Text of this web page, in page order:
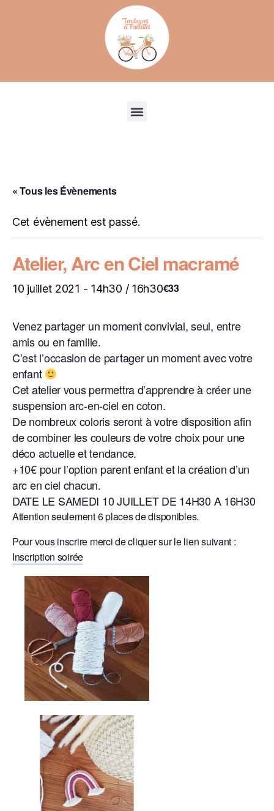
« Tous les Évènements
Cet évènement est passé.
Atelier, Arc en Ciel macramé
10 juillet 2021 - 14h30 / 16h30€33
Venez partager un moment convivial, seul, entre
amis ou en famille.
C’est l’occasion de partager un moment avec votre
enfant
Cet atelier vous permettra d’apprendre à créer une
suspension arc-en-ciel en coton.
De nombreux coloris seront à votre disposition afin
de combiner les couleurs de votre choix pour une
déco actuelle et tendance.
+10€ pour l’option parent enfant et la création d’un
arc en ciel chacun.
DATE LE SAMEDI 10 JUILLET DE 14H30 A 16H30
Attention seulement 6 places de disponibles.
Pour vous inscrire merci de cliquer sur le lien suivant :
Inscription soirée